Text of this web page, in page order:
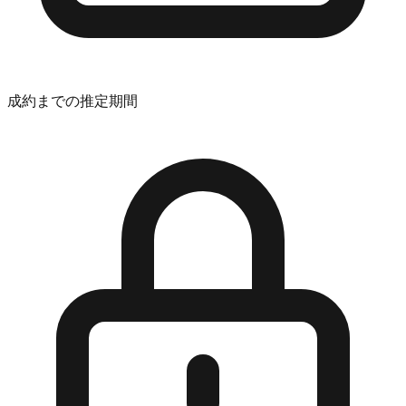
成約までの推定期間